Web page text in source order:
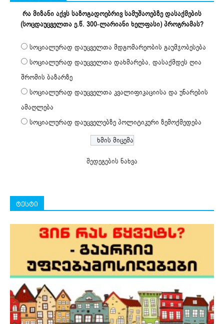
რა მიზანი აქვს საზოგადოებრივ სამუშაოებზე დასაქმების
(სოცდაუცველთა ე.წ. 300-ლარიანი ხელფასი) პროგრამას?
სოციალურად დაუცველთა მდგომარეობის გაუმჯობესება
სოციალურად დაუცველთა დახმარება, დასაქმდეს ღია
შრომის ბაზარზე
სოციალურად დაუცველთა კვალიფიკაციისა და უნარების
ამაღლება
სოციალურად დაუცველებზე პოლიტიკური ზემოქმედება
შედეგების ნახვა
ტესტი